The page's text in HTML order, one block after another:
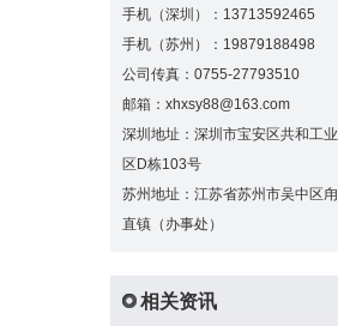
手机（深圳）：13713592465
手机（苏州）：19879188498
公司传真：0755-27793510
邮箱：xhxsy88@163.com
深圳地址：深圳市宝安区共和工业
区D栋103号
苏州地址：江苏省苏州市吴中区甪
直镇（办事处）
相关资讯